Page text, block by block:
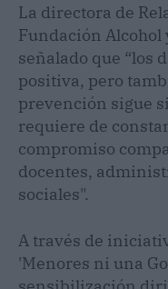
La directora de
Fundación Alcohol
señalado que “los
positiva, pero
prevención sigue
requiere de
compromiso
docentes,
sociales".
A través de
'Menores ni una